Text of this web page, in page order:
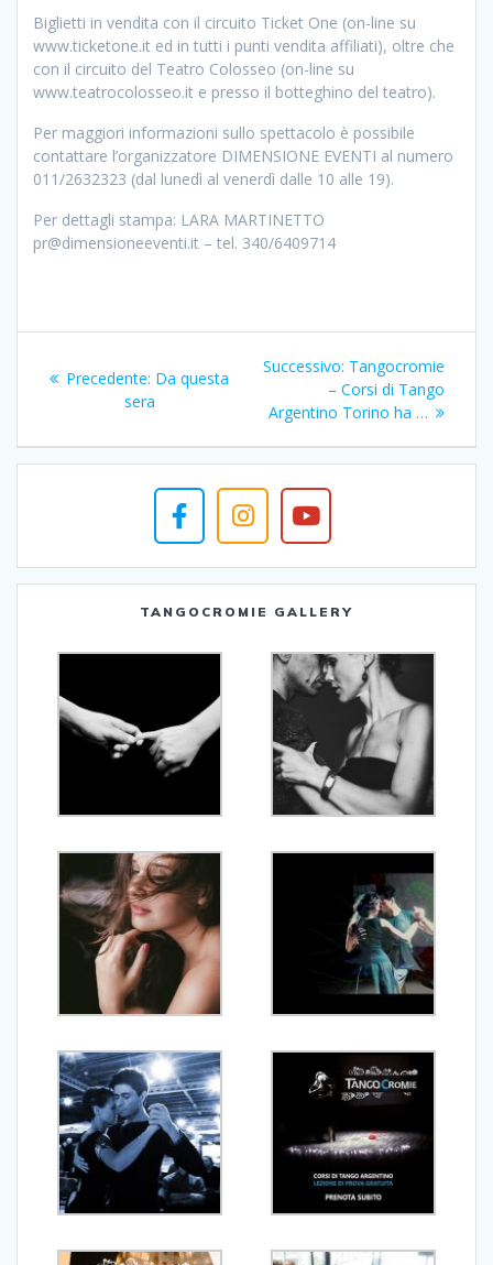
Biglietti in vendita con il circuito Ticket One (on-line su
www.ticketone.it ed in tutti i punti vendita affiliati), oltre che
con il circuito del Teatro Colosseo (on-line su
www.teatrocolosseo.it e presso il botteghino del teatro).
Per maggiori informazioni sullo spettacolo è possibile
contattare l’organizzatore DIMENSIONE EVENTI al numero
011/2632323 (dal lunedì al venerdì dalle 10 alle 19).
Per dettagli stampa: LARA MARTINETTO
pr@dimensioneeventi.it – tel. 340/6409714
articoli
Precedente: Articolo
Da questa
sera
Successivo: Articolo
successivo:
Tangocromie
– Corsi di Tango
Argentino Torino ha …
TANGOCROMIE GALLERY